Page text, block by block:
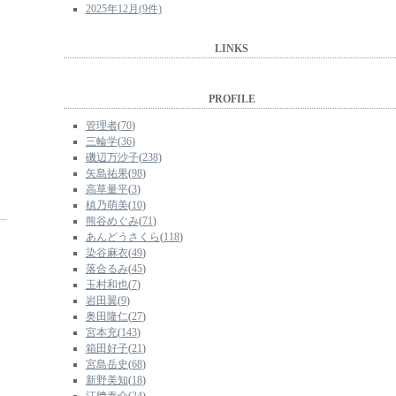
2025年12月(9件)
LINKS
PROFILE
管理者(70)
三輪学(36)
磯辺万沙子(238)
矢島祐果(98)
高草量平(3)
槙乃萌美(10)
熊谷めぐみ(71)
あんどうさくら(118)
染谷麻衣(49)
落合るみ(45)
玉村和也(7)
岩田翼(9)
奥田隆仁(27)
宮本充(143)
箱田好子(21)
宮島岳史(68)
新野美知(18)